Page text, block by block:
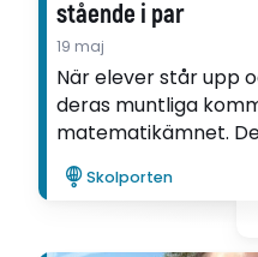
stående i par
19 maj
När elever står upp
deras muntliga
matematikämnet.
Larsson i sin
inom ramen för Ifous
Skolporten